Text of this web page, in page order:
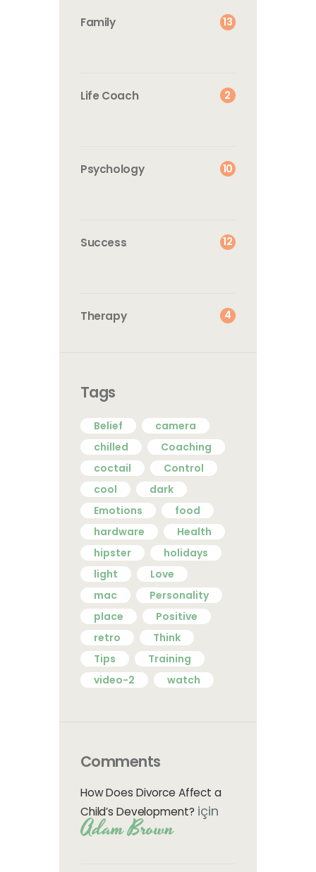
Family 13
Life Coach 2
Psychology 10
Success 12
Therapy 4
Tags
Belief
camera
chilled
Coaching
coctail
Control
cool
dark
Emotions
food
hardware
Health
hipster
holidays
light
Love
mac
Personality
place
Positive
retro
Think
Tips
Training
video-2
watch
Comments
How Does Divorce Affect a
Child’s Development? için
Adam Brown